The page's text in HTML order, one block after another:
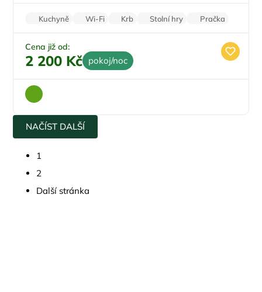
Kuchyně Wi-Fi Krb Stolní hry Pračka
Cena již od:
2 200 Kč pokoj/noc
NAČÍST DALŠÍ
1
2
Další stránka